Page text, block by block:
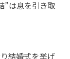
”は息を引き取
結婚式を挙げ